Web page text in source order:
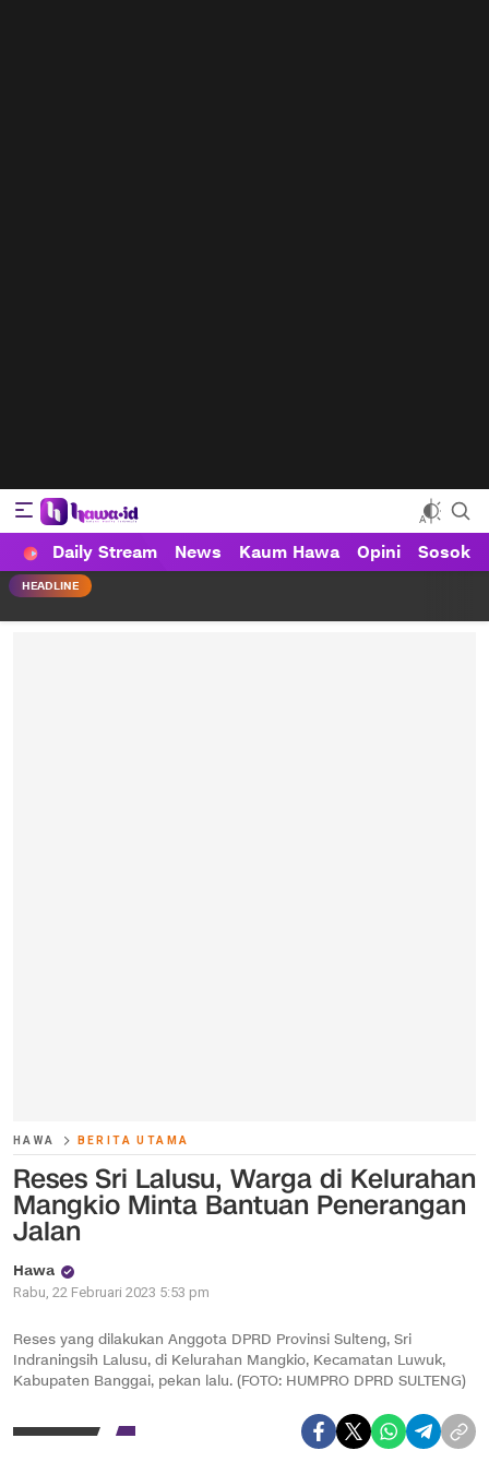
HAWA
Haluan Wanita Indonesia
Daily Stream News Kaum Hawa Opini Sosok
HEADLINE
HAWA BERITA UTAMA
Reses Sri Lalusu, Warga di Kelurahan
Mangkio Minta Bantuan Penerangan
Jalan
Hawa
Rabu, 22 Februari 2023 5:53 pm
Reses yang dilakukan Anggota DPRD Provinsi Sulteng, Sri
Indraningsih Lalusu, di Kelurahan Mangkio, Kecamatan Luwuk,
Kabupaten Banggai, pekan lalu. (FOTO: HUMPRO DPRD SULTENG)